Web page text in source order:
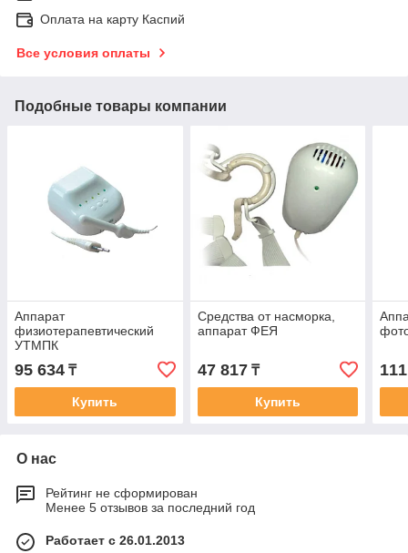
Оплата на карту Каспий
Все условия оплаты
Подобные товары компании
Аппарат
физиотерапевтический
УТМПК
95 634 ₸
Купить
Средства от насморка,
аппарат ФЕЯ
47 817₸
Купить
О нас
Рейтинг не сформирован
Менее 5 отзывов за последний год
Работает с 26.01.2013